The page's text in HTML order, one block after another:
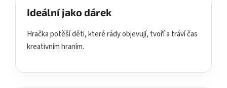
Ideální jako dárek
Hračka potěší děti, které rády objevují, tvoří a tráví čas
kreativním hraním.